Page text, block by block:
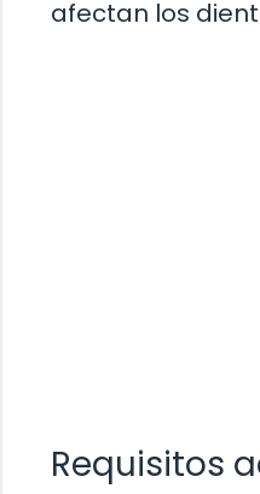
afectan los
Requisitos